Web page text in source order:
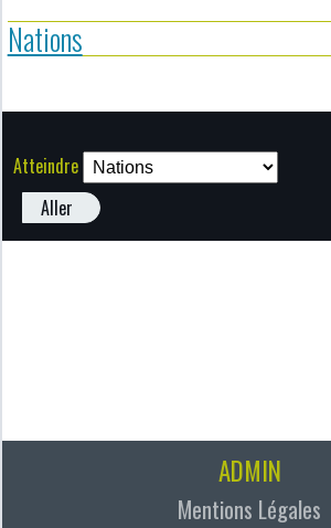
Nations
Atteindre
Aller
ADMIN
Mentions Légales